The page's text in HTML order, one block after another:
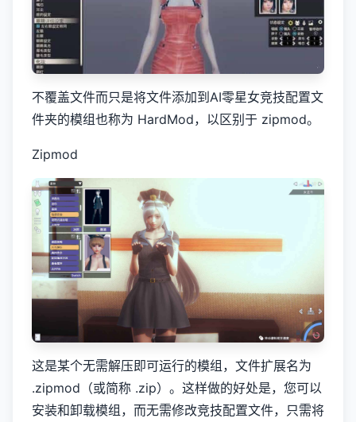
不覆盖文件而只是将文件添加到AI零星女竞技配置文
件夹的模组也称为 HardMod，以区别于 zipmod。
Zipmod
这是某个无需解压即可运行的模组，文件扩展名为
.zipmod（或简称 .zip）。这样做的好处是，您可以
安装和卸载模组，而无需修改竞技配置文件，只需将